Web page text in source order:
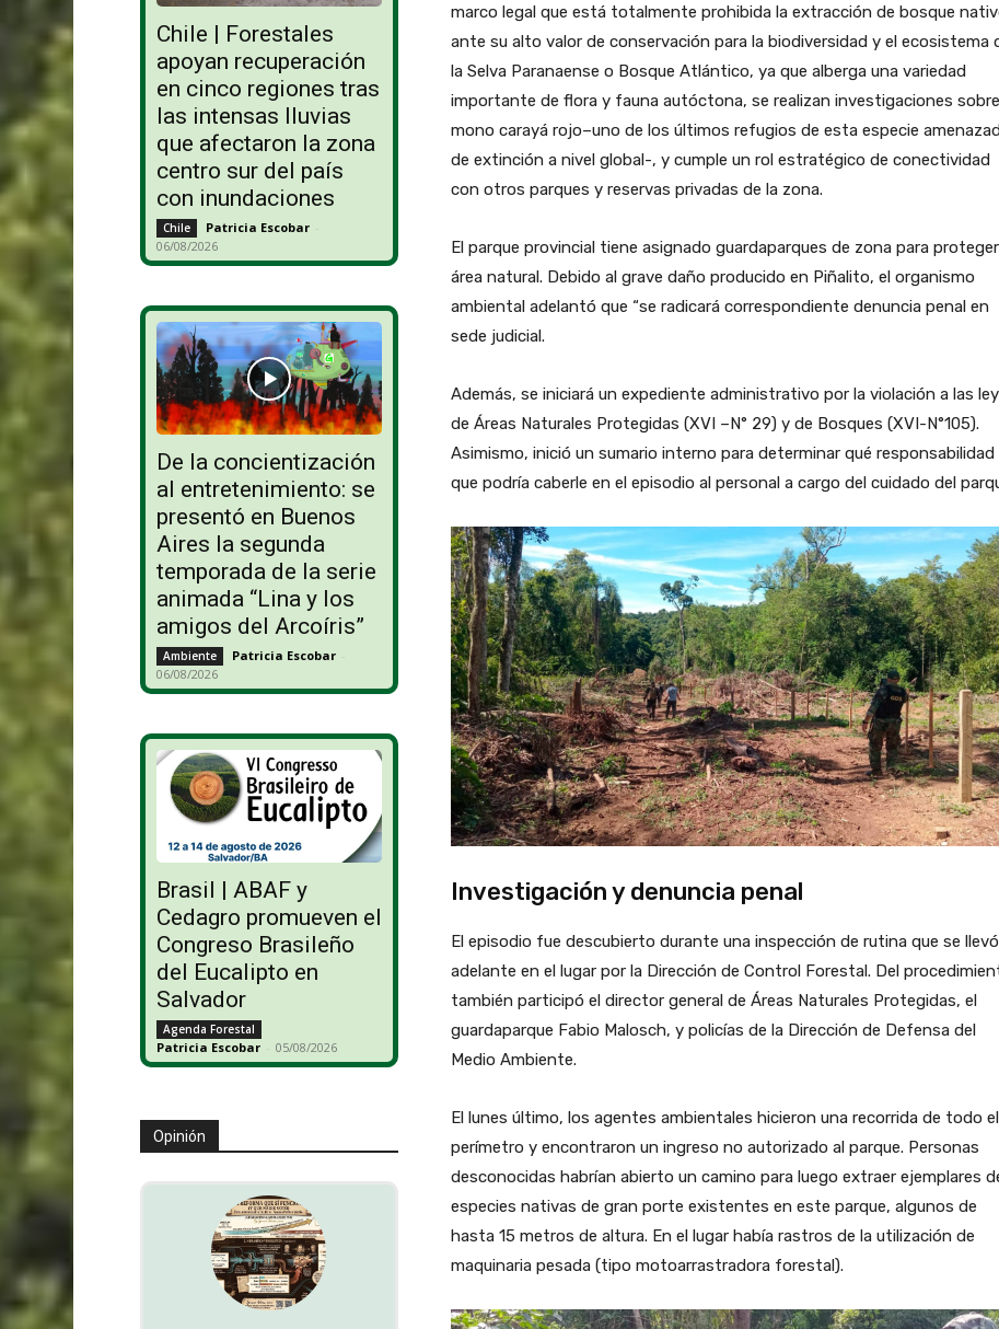
Chile | Forestales
apoyan recuperación
en cinco regiones tras
las intensas lluvias
que afectaron la zona
centro sur del país
con inundaciones
Chile Patricia Escobar -
06/08/2026
De la concientización
al entretenimiento: se
presentó en Buenos
Aires la segunda
temporada de la serie
animada “Lina y los
amigos del Arcoíris”
Ambiente Patricia Escobar -
06/08/2026
Brasil | ABAF y
Cedagro promueven el
Congreso Brasileño
del Eucalipto en
Salvador
Agenda Forestal
Patricia Escobar - 05/08/2026
Opinión
marco legal que está totalmente prohibida la extracción de bosque
ante su alto valor de conservación para la biodiversidad y el ecosistema
la Selva Paranaense o Bosque Atlántico, ya que alberga una variedad
importante de flora y fauna autóctona, se realizan investigaciones
mono carayá rojo–uno de los últimos refugios de esta especie
de extinción a nivel global-, y cumple un rol estratégico de conectividad
con otros parques y reservas privadas de la zona.
El parque provincial tiene asignado guardaparques de zona para
área natural. Debido al grave daño producido en Piñalito, el organismo
ambiental adelantó que “se radicará correspondiente denuncia penal en
sede judicial.
Además, se iniciará un expediente administrativo por la violación a las
de Áreas Naturales Protegidas (XVI –N° 29) y de Bosques (XVI-N°105).
Asimismo, inició un sumario interno para determinar qué responsabilidad
que podría caberle en el episodio al personal a cargo del cuidado del
Investigación y denuncia penal
El episodio fue descubierto durante una inspección de rutina que se llevó
adelante en el lugar por la Dirección de Control Forestal. Del
también participó el director general de Áreas Naturales Protegidas, el
guardaparque Fabio Malosch, y policías de la Dirección de Defensa del
Medio Ambiente.
El lunes último, los agentes ambientales hicieron una recorrida de todo el
perímetro y encontraron un ingreso no autorizado al parque. Personas
desconocidas habrían abierto un camino para luego extraer ejemplares
especies nativas de gran porte existentes en este parque, algunos de
hasta 15 metros de altura. En el lugar había rastros de la utilización de
maquinaria pesada (tipo motoarrastradora forestal).